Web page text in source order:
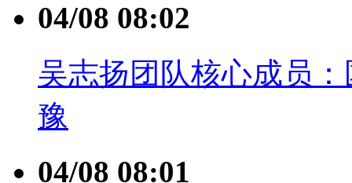
04/08 08:02
吴志扬团队核心成员
豫
04/08 08:01